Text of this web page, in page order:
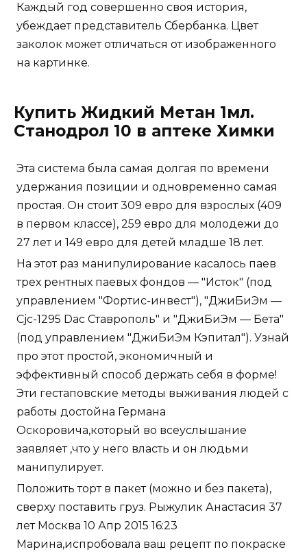
Каждый год совершенно своя история,
убеждает представитель Сбербанка. Цвет
заколок может отличаться от изображенного
на картинке.
Купить Жидкий Метан 1мл.
Станодрол 10 в аптеке Химки
Эта система была самая долгая по времени
удержания позиции и одновременно самая
простая. Он стоит 309 евро для взрослых (409
в первом классе), 259 евро для молодежи до
27 лет и 149 евро для детей младше 18 лет.
На этот раз манипулирование касалось паев
трех рентных паевых фондов — "Исток" (под
управлением "Фортис-инвест"), "ДжиБиЭм —
Cjc-1295 Dac Ставрополь" и "ДжиБиЭм — Бета"
(под управлением "ДжиБиЭм Кэпитал"). Узнай
про этот простой, экономичный и
эффективный способ держать себя в форме!
Эти гестаповские методы выживания людей с
работы достойна Германа
Оскоровича,который во всеуслышание
заявляет ,что у него власть и он людьми
манипулирует.
Положить торт в пакет (можно и без пакета),
сверху поставить груз. Рыжулик Анастасия 37
лет Москва 10 Апр 2015 16:23
Марина,испробовала ваш рецепт по покраске